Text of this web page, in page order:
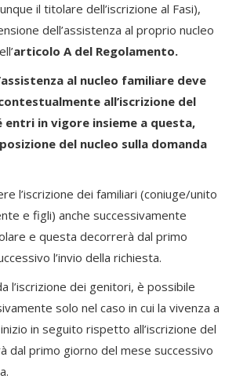
il titolare dell’iscrizione al Fasi),
dell’assistenza al proprio nucleo
articolo A del Regolamento.
al nucleo familiare deve
all’iscrizione del
entri in vigore insieme a questa,
del nucleo sulla domanda
l’iscrizione dei familiari (coniuge/unito
e figli) anche successivamente
e questa decorrerà dal primo
l’invio della richiesta.
l’iscrizione dei genitori, è possibile
solo nel caso in cui la vivenza a
in seguito rispetto all’iscrizione del
dal primo giorno del mese successivo